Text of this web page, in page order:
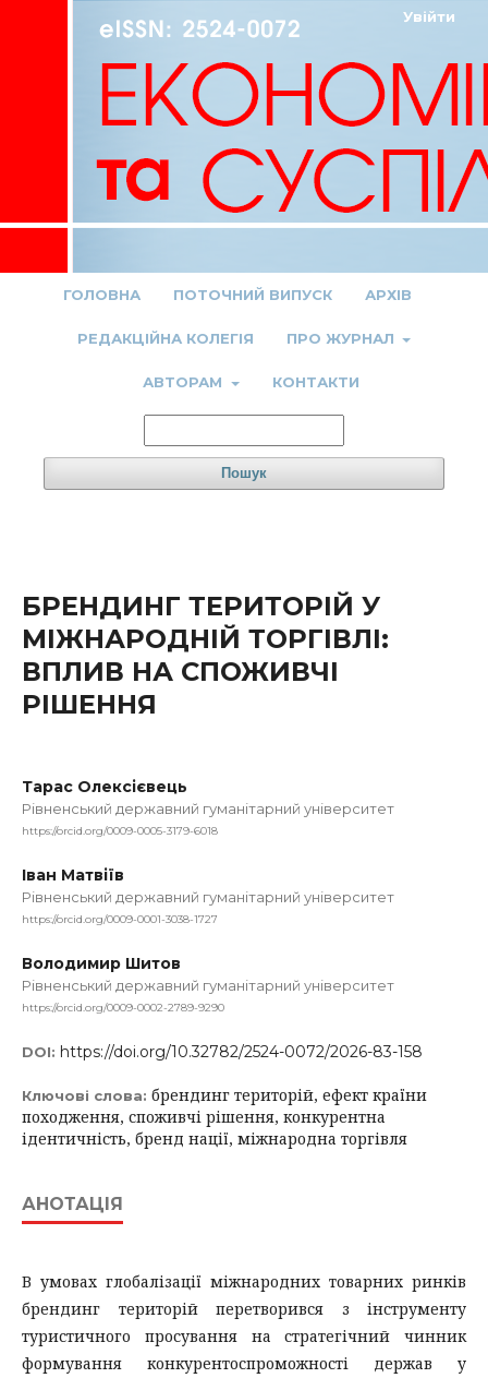
ГОЛОВНА ПОТОЧНИЙ ВИПУСК АРХІВ
РЕДАКЦІЙНА КОЛЕГІЯ ПРО ЖУРНАЛ
АВТОРАМ КОНТАКТИ
Пошук
Увійти
БРЕНДИНГ ТЕРИТОРІЙ У
МІЖНАРОДНІЙ ТОРГІВЛІ:
ВПЛИВ НА СПОЖИВЧІ
РІШЕННЯ
Тарас Олексієвець
Рівненський державний гуманітарний університет
https://orcid.org/0009-0005-3179-6018
Іван Матвіїв
Рівненський державний гуманітарний університет
https://orcid.org/0009-0001-3038-1727
Володимир Шитов
Рівненський державний гуманітарний університет
https://orcid.org/0009-0002-2789-9290
DOI: https://doi.org/10.32782/2524-0072/2026-83-158
Ключові слова: брендинг територій, ефект країни
походження, споживчі рішення, конкурентна
ідентичність, бренд нації, міжнародна торгівля
АНОТАЦІЯ
В умовах глобалізації міжнародних товарних ринків
брендинг територій перетворився з інструменту
туристичного просування на стратегічний чинник
формування конкурентоспроможності держав у